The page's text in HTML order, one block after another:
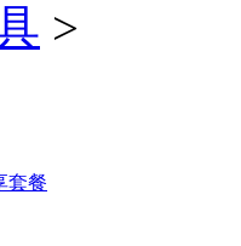
>
套餐